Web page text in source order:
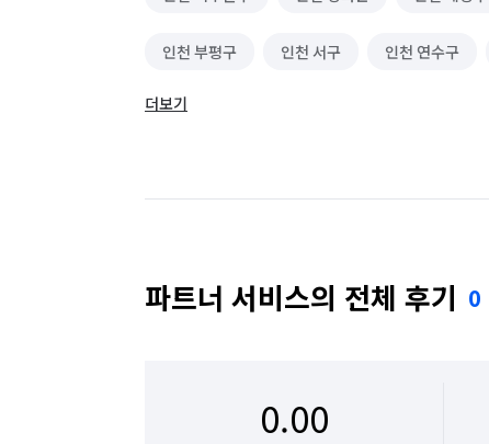
인천 부평구 인천 서구 인천 연수구
더보기
파트너 서비스의 전체 후기 0
0.00